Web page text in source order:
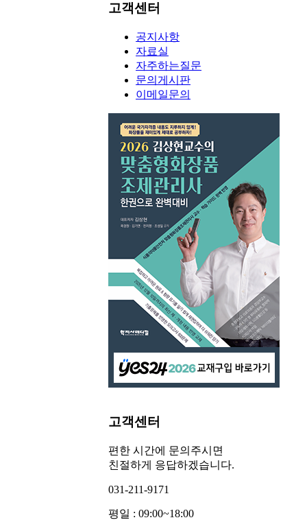
고객센터
공지사항
자료실
자주하는질문
문의게시판
이메일문의
고객센터
편한 시간에 문의주시면
친절하게 응답하겠습니다.
031-211-9171
평일 : 09:00~18:00